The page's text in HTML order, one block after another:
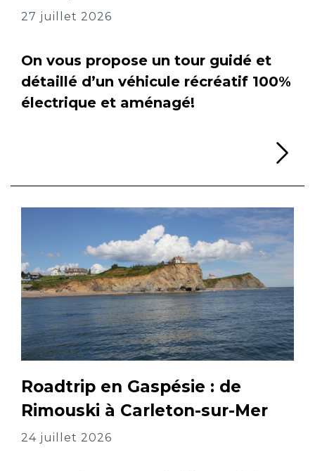
27 juillet 2026
On vous propose un tour guidé et
détaillé d’un véhicule récréatif 100%
électrique et aménagé!
Roadtrip en Gaspésie : de
Rimouski à Carleton-sur-Mer
24 juillet 2026